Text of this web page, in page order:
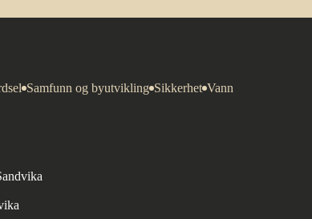
Samfunn og byutvikling Sikkerhet Vann